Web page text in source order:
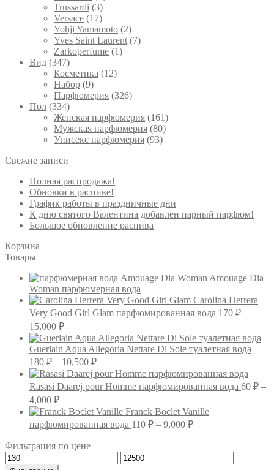
Trussardi (3)
Versace (17)
Yohji Yamamoto (2)
Yves Saint Laurent (7)
Zarkoperfume (1)
Вид (347)
Косметика (12)
Набор (9)
Парфюмерия (326)
Пол (334)
Женская парфюмерия (161)
Мужская парфюмерия (80)
Унисекс парфюмерия (93)
Свежие записи
Полная распродажа!
Обновки в распиве!
График работы в праздничные дни
К дню святого Валентина добавлен парный парфюм!
Большое обновление распива
Корзина
Товары
Amouage Dia
Woman парфюмерная вода
Carolina Herrera
Very Good Girl Glam парфюмированная вода 170 ₽ –
15,000 ₽Диапазон
цен:
170 ₽
–
15,000 ₽
Guerlain Aqua Allegoria Nettare Di Sole туалетная вода
180 ₽ – 10,500 ₽Диапазон
цен:
180 ₽
10,500 ₽
Rasasi Daarej pour Homme парфюмированная вода 60 ₽ –
4,000 ₽Диапазон
цен:
60 ₽
4,000 ₽
Franck Boclet Vanille
парфюмированная вода 110 ₽ – 9,000 ₽Диапазон
Фильтрация по цене
Минимальная
цена
Максимальная
цена